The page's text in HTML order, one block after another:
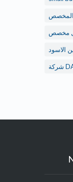
المخصص
مخصص
الاسود